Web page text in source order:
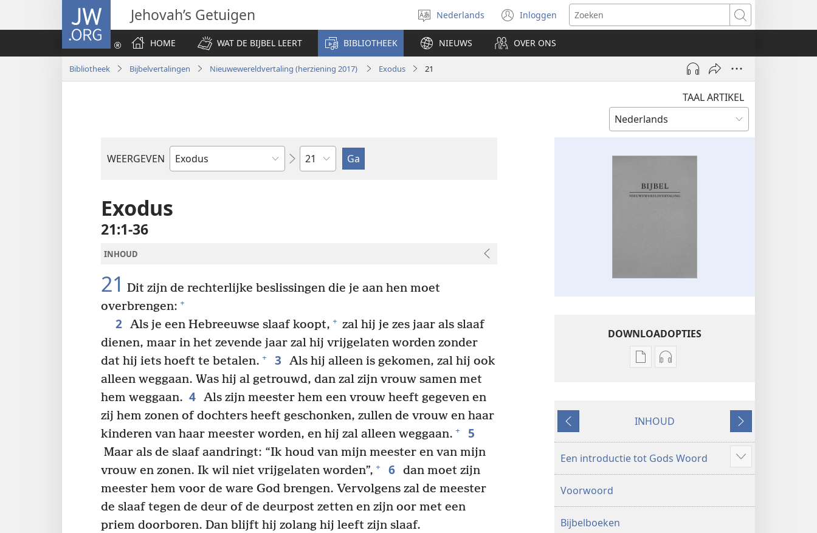
JW.ORG Jehovah’s Getuigen
Taal
selecteren
Nederlands Inloggen
(opent
nieuw
venster)
Zoeken
HOME
WAT DE BIJBEL LEERT BIBLIOTHEEK NIEUWS OVER ONS
Bibliotheek Bijbelvertalingen Nieuwewereldvertaling (herziening 2017) Exodus 21
TAAL ARTIKEL
WEERGEVEN
Bijbelboek
Hoofdstuk
Exodus
21:1-36
INHOUD
21 Dit zijn de rechterlijke beslissingen die je aan hen moet
overbrengen: +
2 Als je een Hebreeuwse slaaf koopt, + zal hij je zes jaar als slaaf
dienen, maar in het zevende jaar zal hij vrijgelaten worden zonder
dat hij iets hoeft te betalen. + 3
Als hij alleen is gekomen, zal hij ook
alleen weggaan. Was hij al getrouwd, dan zal zijn vrouw samen met
hem weggaan. 4 Als zijn meester hem een vrouw heeft gegeven en
zij hem zonen of dochters heeft geschonken, zullen de vrouw en haar
kinderen van haar meester worden, en hij zal alleen weggaan. + 5
Maar als de slaaf aandringt: “Ik houd van mijn meester en van mijn
vrouw en zonen. Ik wil niet vrijgelaten worden”, + 6 dan moet zijn
meester hem voor de ware God brengen. Vervolgens zal de meester
de slaaf tegen de deur of de deurpost zetten en zijn oor met een
priem doorboren. Dan blijft hij zolang hij leeft zijn slaaf.
DOWNLOADOPTIES
Downloadopties
de
(herziening
2017)
Downloadopties
de
(herziening
2017)
Vorige
INHOUD
Volgende
Een introductie tot Gods Woord
Meer
weergeven
Voorwoord
Bijbelboeken